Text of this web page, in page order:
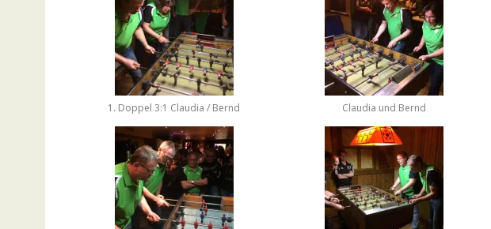
1. Doppel 3:1 Claudia / Bernd Claudia und Bernd